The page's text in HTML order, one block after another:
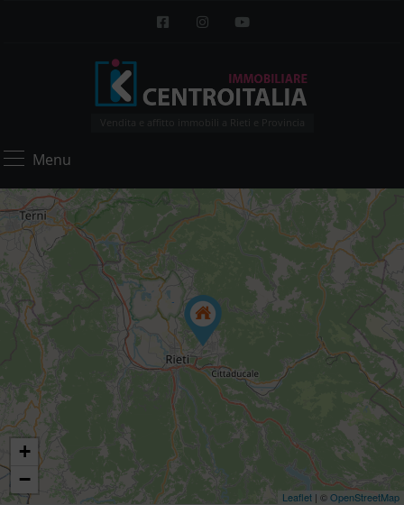
Vendita e affitto immobili a Rieti e Provincia
Menu
+
−
Leaflet | ©OpenStreetMap